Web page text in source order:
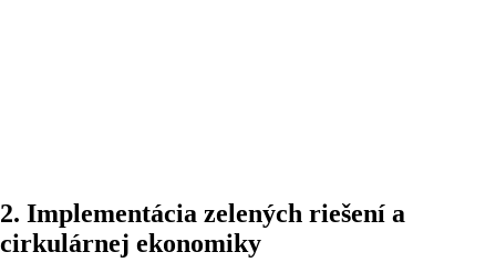
2. Implementácia zelených riešení a
cirkulárnej ekonomiky